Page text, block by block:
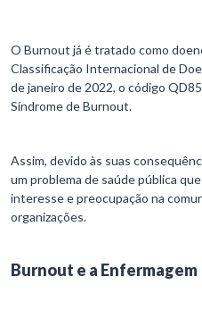
O Burnout já é tratado como
Classificação Internacional de
de janeiro de 2022, o código
Síndrome de Burnout.
Assim, devido às suas
um problema de saúde pública
interesse e preocupação na
organizações.
Burnout e a Enfermagem